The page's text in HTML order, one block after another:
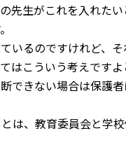
先生がこれを入れた
いるのですけれど、
はこういう考えです
できない場合は保護
は、教育委員会と学